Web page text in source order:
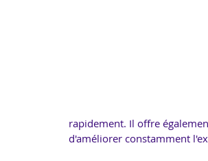
rapidement. Il offre
d'améliorer constamment